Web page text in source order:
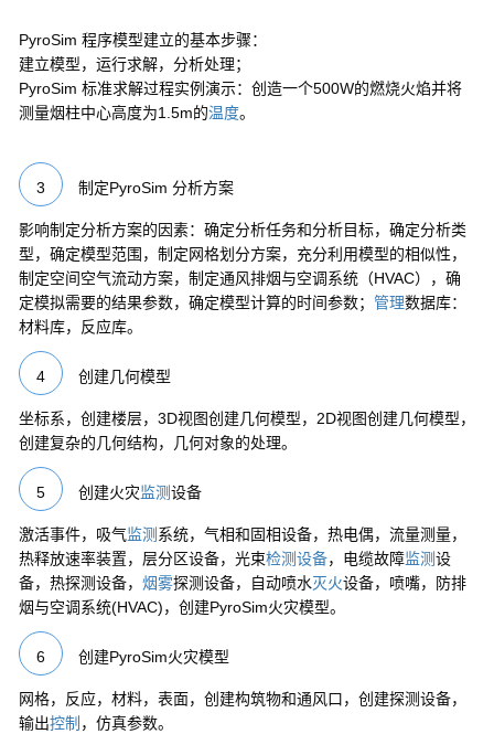
PyroSim 程序模型建立的基本步骤：
建立模型，运行求解，分析处理；
PyroSim 标准求解过程实例演示：创造一个500W的燃烧火焰并将
测量烟柱中心高度为1.5m的温度。
3 制定PyroSim 分析方案
影响制定分析方案的因素：确定分析任务和分析目标，确定分析类
型，确定模型范围，制定网格划分方案，充分利用模型的相似性，
制定空间空气流动方案，制定通风排烟与空调系统（HVAC），确
定模拟需要的结果参数，确定模型计算的时间参数； 管理数据库：
材料库，反应库。
4 创建几何模型
坐标系，创建楼层，3D视图创建几何模型，2D视图创建几何模型，
创建复杂的几何结构，几何对象的处理。
5 创建火灾监测设备
激活事件，吸气监测 系统，气相和固相设备，热电偶，流量测量，
热释放速率装置，层分区设备，光束检测设备，电缆故障监测设
备，热探测设备， 烟雾探测设备，自动喷水灭火设备，喷嘴，防排
烟与空调系统(HVAC)，创建PyroSim火灾模型。
6 创建PyroSim火灾模型
网格，反应，材料，表面，创建构筑物和通风口，创建探测设备，
输出控制 ，仿真参数。